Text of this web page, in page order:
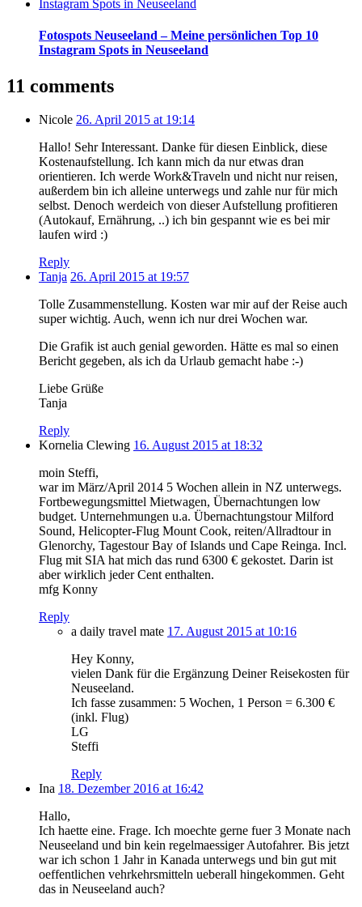
Fotospots Neuseeland – Meine persönlichen Top 10
Instagram Spots in Neuseeland
11 comments
Nicole 26. April 2015 at 19:14
Hallo! Sehr Interessant. Danke für diesen Einblick, diese
Kostenaufstellung. Ich kann mich da nur etwas dran
orientieren. Ich werde Work&Traveln und nicht nur reisen,
außerdem bin ich alleine unterwegs und zahle nur für mich
selbst. Denoch werdeich von dieser Aufstellung profitieren
(Autokauf, Ernährung, ..) ich bin gespannt wie es bei mir
laufen wird :)
Reply
Tanja 26. April 2015 at 19:57
Tolle Zusammenstellung. Kosten war mir auf der Reise auch
super wichtig. Auch, wenn ich nur drei Wochen war.
Die Grafik ist auch genial geworden. Hätte es mal so einen
Bericht gegeben, als ich da Urlaub gemacht habe :-)
Liebe Grüße
Tanja
Reply
Kornelia Clewing 16. August 2015 at 18:32
moin Steffi,
war im März/April 2014 5 Wochen allein in NZ unterwegs.
Fortbewegungsmittel Mietwagen, Übernachtungen low
budget. Unternehmungen u.a. Übernachtungstour Milford
Sound, Helicopter-Flug Mount Cook, reiten/Allradtour in
Glenorchy, Tagestour Bay of Islands und Cape Reinga. Incl.
Flug mit SIA hat mich das rund 6300 € gekostet. Darin ist
aber wirklich jeder Cent enthalten.
mfg Konny
Reply
a daily travel mate 17. August 2015 at 10:16
Hey Konny,
vielen Dank für die Ergänzung Deiner Reisekosten für
Neuseeland.
Ich fasse zusammen: 5 Wochen, 1 Person = 6.300 €
(inkl. Flug)
LG
Steffi
Reply
Ina 18. Dezember 2016 at 16:42
Hallo,
Ich haette eine. Frage. Ich moechte gerne fuer 3 Monate nach
Neuseeland und bin kein regelmaessiger Autofahrer. Bis jetzt
war ich schon 1 Jahr in Kanada unterwegs und bin gut mit
oeffentlichen vehrkehrsmitteln ueberall hingekommen. Geht
das in Neuseeland auch?